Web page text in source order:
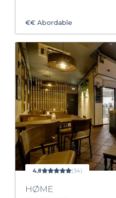
€€ Abordable
4,8 (34)
HØME